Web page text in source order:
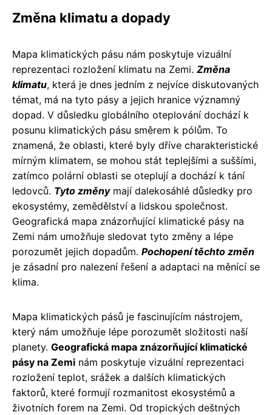
Změna klimatu a dopady
Mapa klimatických pásu nám poskytuje vizuální
reprezentaci rozložení klimatu na Zemi. Změna
klimatu, která je dnes jedním z nejvíce diskutovaných
témat, má na tyto pásy a jejich hranice významný
dopad. V důsledku globálního oteplování dochází k
posunu klimatických pásu směrem k pólům. To
znamená, že oblasti, které byly dříve charakteristické
mírným klimatem, se mohou stát teplejšími a suššími,
zatímco polární oblasti se oteplují a dochází k tání
ledovců. Tyto změnymají dalekosáhlé důsledky pro
ekosystémy, zemědělství a lidskou společnost.
Geografická mapa znázorňující klimatické pásy na
Zemi nám umožňuje sledovat tyto změny a lépe
porozumět jejich dopadům. Pochopení těchto změn
je zásadní pro nalezení řešení a adaptaci na měnící se
klima.
Mapa klimatických pásů je fascinujícím nástrojem,
který nám umožňuje lépe porozumět složitosti naší
planety. Geografická mapa znázorňující klimatické
pásy na Zemi nám poskytuje vizuální reprezentaci
rozložení teplot, srážek a dalších klimatických
faktorů, které formují rozmanitost ekosystémů a
životních forem na Zemi. Od tropických deštných